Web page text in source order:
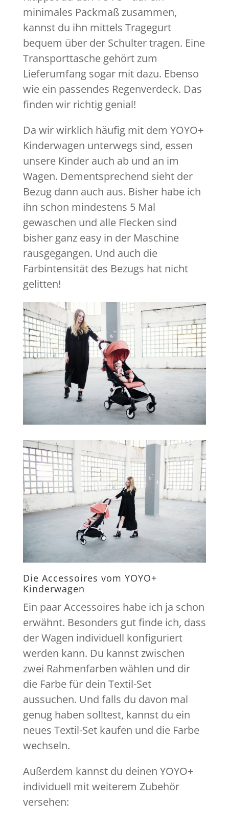
minimales Packmaß zusammen,
kannst du ihn mittels Tragegurt
bequem über der Schulter tragen. Eine
Transporttasche gehört zum
Lieferumfang sogar mit dazu. Ebenso
wie ein passendes Regenverdeck. Das
finden wir richtig genial!
Da wir wirklich häufig mit dem YOYO+
Kinderwagen unterwegs sind, essen
unsere Kinder auch ab und an im
Wagen. Dementsprechend sieht der
Bezug dann auch aus. Bisher habe ich
ihn schon mindestens 5 Mal
gewaschen und alle Flecken sind
bisher ganz easy in der Maschine
rausgegangen. Und auch die
Farbintensität des Bezugs hat nicht
gelitten!
Die Accessoires vom YOYO+
Kinderwagen
Ein paar Accessoires habe ich ja schon
erwähnt. Besonders gut finde ich, dass
der Wagen individuell konfiguriert
werden kann. Du kannst zwischen
zwei Rahmenfarben wählen und dir
die Farbe für dein Textil-Set
aussuchen. Und falls du davon mal
genug haben solltest, kannst du ein
neues Textil-Set kaufen und die Farbe
wechseln.
Außerdem kannst du deinen YOYO+
individuell mit weiterem Zubehör
versehen: